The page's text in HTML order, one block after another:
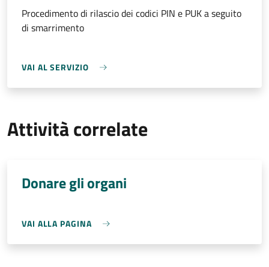
Procedimento di rilascio dei codici PIN e PUK a seguito
di smarrimento
VAI AL SERVIZIO
Attività correlate
Donare gli organi
VAI ALLA PAGINA